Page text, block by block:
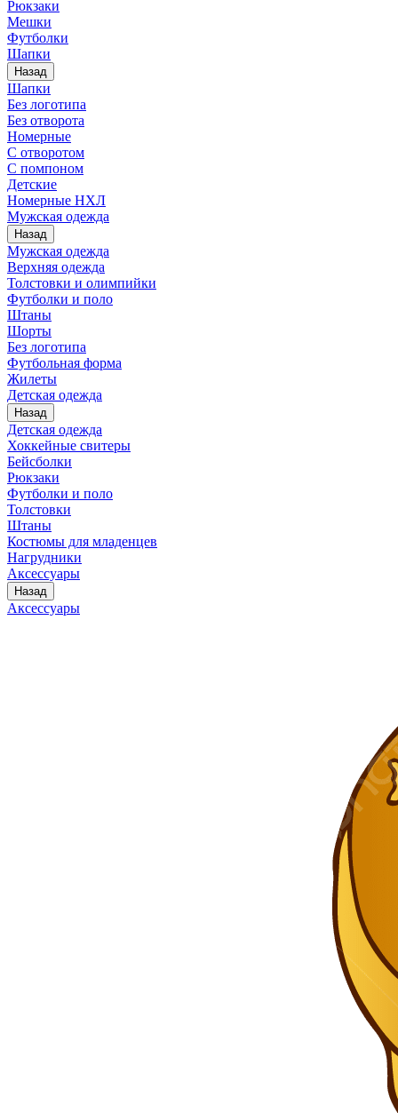
Рюкзаки
Мешки
Футболки
Шапки
Назад
Шапки
Без логотипа
Без отворота
Номерные
С отворотом
С помпоном
Детские
Номерные НХЛ
Мужская одежда
Назад
Мужская одежда
Верхняя одежда
Толстовки и олимпийки
Футболки и поло
Штаны
Шорты
Без логотипа
Футбольная форма
Жилеты
Детская одежда
Назад
Детская одежда
Хоккейные свитеры
Бейсболки
Рюкзаки
Футболки и поло
Толстовки
Штаны
Костюмы для младенцев
Нагрудники
Аксессуары
Назад
Аксессуары